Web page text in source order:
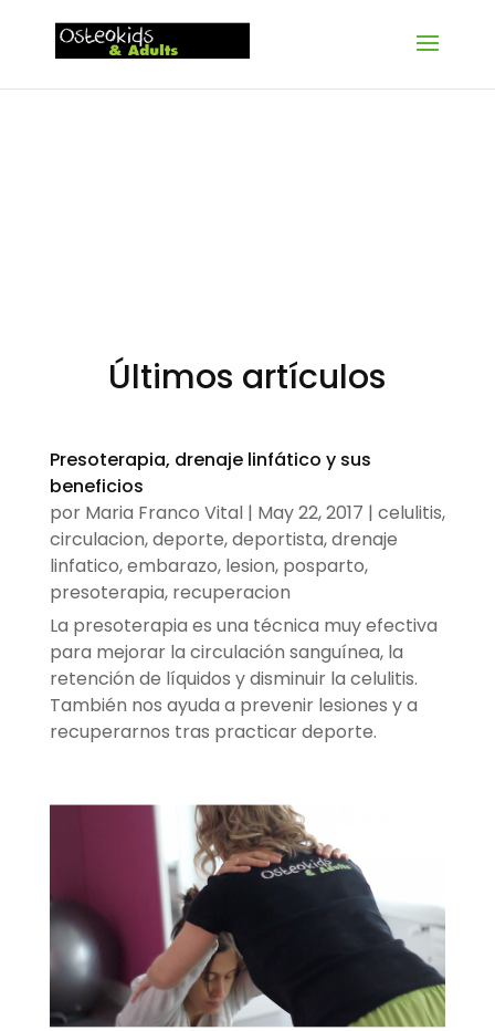
Últimos artículos
Presoterapia, drenaje linfático y sus
beneficios
por Maria Franco Vital| May 22, 2017 | celulitis,
circulacion,deporte,deportista,drenaje
linfatico,embarazo, lesion, posparto,
presoterapia, recuperacion
La presoterapia es una técnica muy efectiva
para mejorar la circulación sanguínea, la
retención de líquidos y disminuir la celulitis.
También nos ayuda a prevenir lesiones y a
recuperarnos tras practicar deporte.